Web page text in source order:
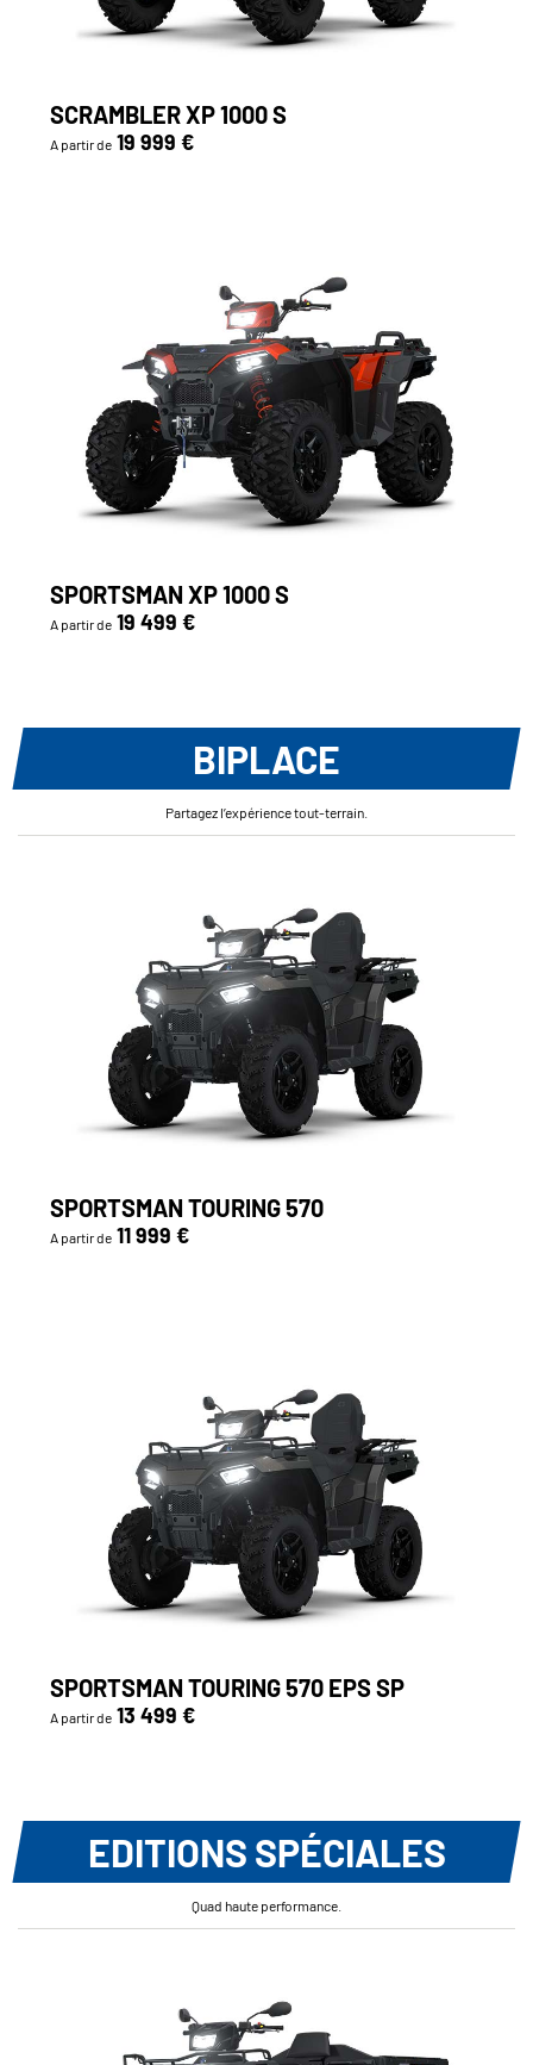
SCRAMBLER XP 1000 S
A partir de 19 999 €
SPORTSMAN XP 1000 S
A partir de 19 499 €
BIPLACE
Partagez l’expérience tout-terrain.
SPORTSMAN TOURING 570
A partir de 11 999 €
SPORTSMAN TOURING 570 EPS SP
A partir de 13 499 €
EDITIONS SPÉCIALES
Quad haute performance.